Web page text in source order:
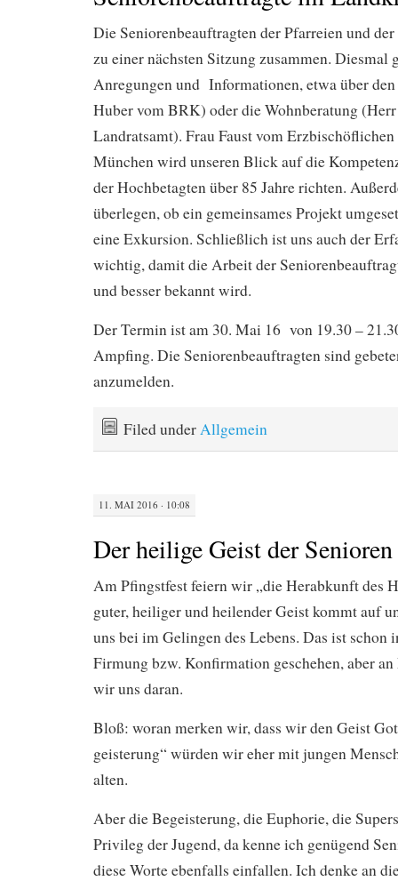
Die Seniorenbeauftragten der Pfarreien und
zu einer nächsten Sitzung zusammen. Diesmal
Anregungen und Informationen, etwa über
Huber vom BRK) oder die Wohnberatung
Landratsamt). Frau Faust vom
München wird unseren Blick auf die
der Hochbetagten über 85 Jahre richten.
überlegen, ob ein gemeinsames Projekt
eine Exkursion. Schließlich ist uns auch der
wichtig, damit die Arbeit der
und besser bekannt wird.
Der Termin ist am 30. Mai 16 von 19.30 –
Ampfing. Die Seniorenbeauftragten sind
anzumelden.
Filed underAllgemein
11. MAI 2016 · 10:08
Der heilige Geist der Senioren
Am Pfingstfest feiern wir „die Herabkunft des
guter, heiliger und heilender Geist kommt auf
uns bei im Gelingen des Lebens. Das ist schon
Firmung bzw. Konfirmation geschehen, aber
wir uns daran.
Bloß: woran merken wir, dass wir den Geist
geisterung“ würden wir eher mit jungen
alten.
Aber die Begeisterung, die Euphorie, die
Privileg der Jugend, da kenne ich genügend
diese Worte ebenfalls einfallen. Ich denke an